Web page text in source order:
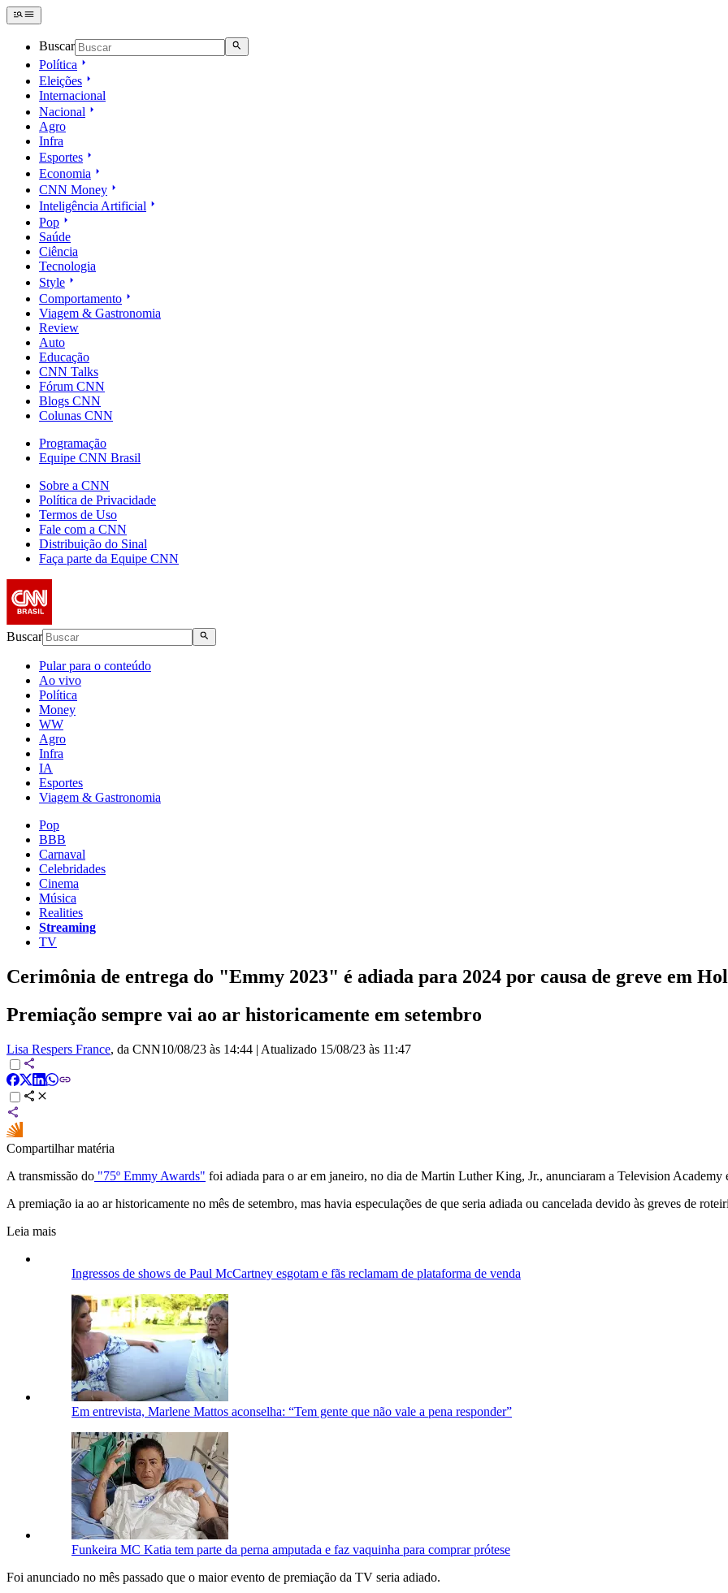
Buscar
Política
Eleições
Internacional
Nacional
Agro
Infra
Esportes
Economia
CNN Money
Inteligência Artificial
Pop
Saúde
Ciência
Tecnologia
Style
Comportamento
Viagem & Gastronomia
Review
Auto
Educação
CNN Talks
Fórum CNN
Blogs CNN
Colunas CNN
Programação
Equipe CNN Brasil
Sobre a CNN
Política de Privacidade
Termos de Uso
Fale com a CNN
Distribuição do Sinal
Faça parte da Equipe CNN
Buscar
Pular para o conteúdo
Ao vivo
Política
Money
WW
Agro
Infra
IA
Esportes
Viagem & Gastronomia
Pop
BBB
Carnaval
Celebridades
Cinema
Música
Realities
Streaming
TV
Cerimônia de entrega do "Emmy 2023" é adiada para 2024 por causa de greve em
Premiação sempre vai ao ar historicamente em setembro
Lisa Respers France, da CNN10/08/23 às 14:44 | Atualizado 15/08/23 às 11:47
Compartilhar matéria
A transmissão do "75º Emmy Awards" foi adiada para o ar em janeiro, no dia de Martin Luther King, Jr., anunciaram a Television Academy
A premiação ia ao ar historicamente no mês de setembro, mas havia especulações de que seria adiada ou cancelada devido às greves de
Leia mais
Ingressos de shows de Paul McCartney esgotam e fãs reclamam de plataforma de venda
Em entrevista, Marlene Mattos aconselha: “Tem gente que não vale a pena responder”
Funkeira MC Katia tem parte da perna amputada e faz vaquinha para comprar prótese
Foi anunciado no mês passado que o maior evento de premiação da TV seria adiado.